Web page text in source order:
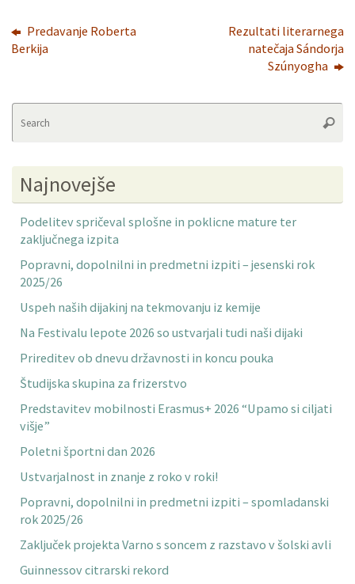
Predavanje Roberta
Berkija
Rezultati literarnega
natečaja Sándorja
Szúnyogha
Najnovejše
Podelitev spričeval splošne in poklicne mature ter
zaključnega izpita
Popravni, dopolnilni in predmetni izpiti – jesenski rok
2025/26
Uspeh naših dijakinj na tekmovanju iz kemije
Na Festivalu lepote 2026 so ustvarjali tudi naši dijaki
Prireditev ob dnevu državnosti in koncu pouka
Študijska skupina za frizerstvo
Predstavitev mobilnosti Erasmus+ 2026 “Upamo si ciljati
višje”
Poletni športni dan 2026
Ustvarjalnost in znanje z roko v roki!
Popravni, dopolnilni in predmetni izpiti – spomladanski
rok 2025/26
Zaključek projekta Varno s soncem z razstavo v šolski avli
Guinnessov citrarski rekord